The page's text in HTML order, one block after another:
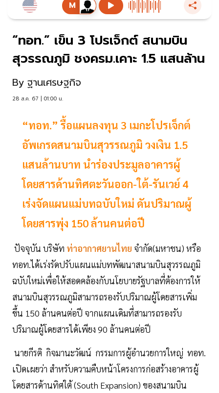
“ทอท.” เข็น 3 โปรเจ็กต์ สนามบิน
สุวรรณภูมิ ชงครม.เคาะ 1.5 แสนล้าน
By ฐานเศรษฐกิจ
28 ส.ค. 67 | 01:00 น.
“ทอท.” รื้อแผนลงทุน 3 เมกะโปรเจ็กต์
อัพเกรดสนามบินสุวรรณภูมิ วงเงิน 1.5
แสนล้านบาท นำร่องประมูลอาคารผู้
โดยสารด้านทิศตะวันออก-ใต้-รันเวย์ 4
เร่งจัดแผนแม่บทฉบับใหม่ ดันปริมาณผู้
โดยสารพุ่ง 150 ล้านคนต่อปี
ปัจจุบัน บริษัท ท่าอากาศยานไทย จำกัด(มหาชน) หรือ
ทอท.ได้เร่งรัดปรับแผนแม่บทพัฒนาสนามบินสุวรรณภูมิ
ฉบับใหม่เพื่อให้สอดคล้องกับนโยบายรัฐบาลที่ต้องการให้
สนามบินสุวรรณภูมิสามารถรองรับปริมาณผู้โดยสารเพิ่ม
ขึ้น 150 ล้านคนต่อปี จากแผนเดิมที่สามารถรองรับ
ปริมาณผู้โดยสารได้เพียง 90 ล้านคนต่อปี
นายกีรติ กิจมานะวัฒน์ กรรมการผู้อำนวยการใหญ่ ทอท.
เปิดเผยว่า สำหรับความคืบหน้าโครงการก่อสร้างอาคารผู้
โดยสารด้านทิศใต้ (South Expansion) ของสนามบิน